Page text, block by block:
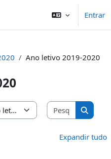
Entrar
Ano letivo 2019-2020
Expandir tudo